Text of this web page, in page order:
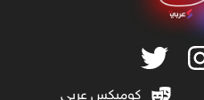
كوميكس عربي